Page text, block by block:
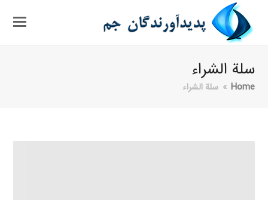
سلة الشراء
Home
» سلة الشراء